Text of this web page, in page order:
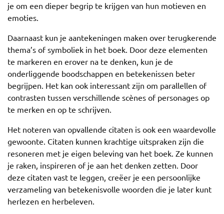
je om een dieper begrip te krijgen van hun motieven en
emoties.
Daarnaast kun je aantekeningen maken over terugkerende
thema’s of symboliek in het boek. Door deze elementen
te markeren en erover na te denken, kun je de
onderliggende boodschappen en betekenissen beter
begrijpen. Het kan ook interessant zijn om parallellen of
contrasten tussen verschillende scènes of personages op
te merken en op te schrijven.
Het noteren van opvallende citaten is ook een waardevolle
gewoonte. Citaten kunnen krachtige uitspraken zijn die
resoneren met je eigen beleving van het boek. Ze kunnen
je raken, inspireren of je aan het denken zetten. Door
deze citaten vast te leggen, creëer je een persoonlijke
verzameling van betekenisvolle woorden die je later kunt
herlezen en herbeleven.